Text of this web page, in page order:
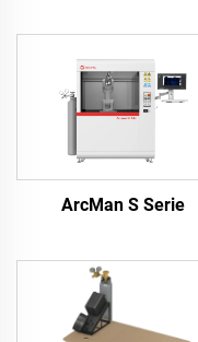
ArcMan S Serie